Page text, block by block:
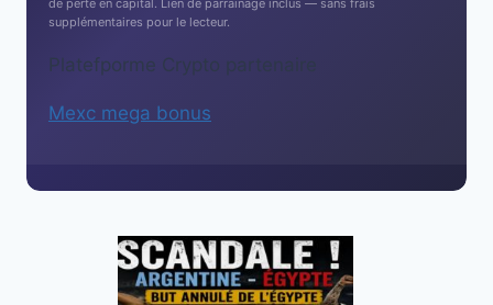
supplémentaires pour le lecteur.
Platefporme Crypto partenaire
Mexc mega bonus